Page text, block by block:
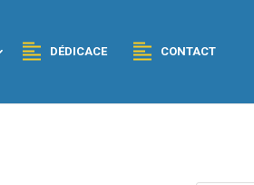
DÉDICACE CONTACT